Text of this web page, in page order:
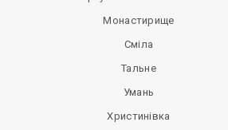
Монастирище
Сміла
Тальне
Умань
Христинівка